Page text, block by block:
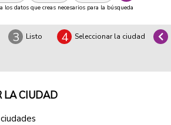
los datos que creas necesarios para la búsqueda
3 Listo 4 Seleccionar la ciudad
LA CIUDAD